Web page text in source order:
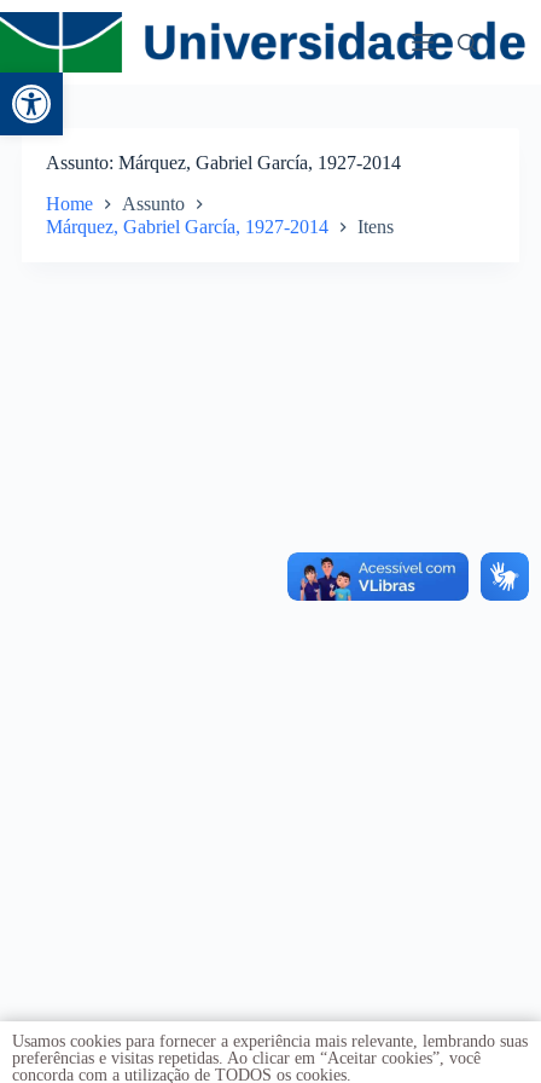
Abrir a barra de ferramentas
Assunto Márquez, Gabriel García, 1927-2014
Home
Assunto
Márquez, Gabriel García, 1927-2014
Itens
Usamos cookies para fornecer a experiência mais relevante, lembrando suas
preferências e visitas repetidas. Ao clicar em “Aceitar cookies”, você
concorda com a utilização de TODOS os cookies.